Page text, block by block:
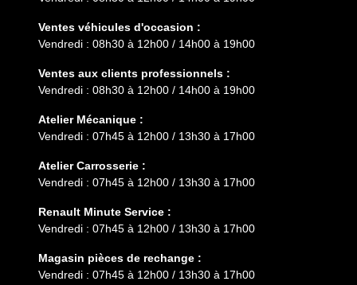
Ventes véhicules d'occasion :
Vendredi : 08h30 à 12h00 / 14h00 à 19h00
Ventes aux clients professionnels :
Vendredi : 08h30 à 12h00 / 14h00 à 19h00
Atelier Mécanique :
Vendredi : 07h45 à 12h00 / 13h30 à 17h00
Atelier Carrosserie :
Vendredi : 07h45 à 12h00 / 13h30 à 17h00
Renault Minute Service :
Vendredi : 07h45 à 12h00 / 13h30 à 17h00
Magasin pièces de rechange :
Vendredi : 07h45 à 12h00 / 13h30 à 17h00